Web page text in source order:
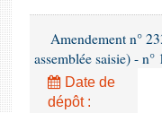
Amendement n°
assemblée saisie) - n°
Date de
dépôt :